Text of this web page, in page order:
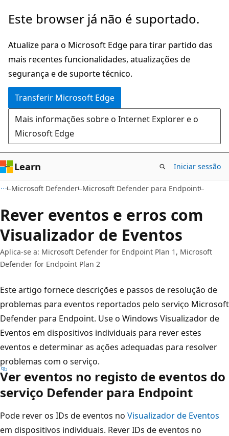
Saltar
o
conteúdo
principal
Este browser já não é suportado.
Atualize para o Microsoft Edge para tirar partido das
mais recentes funcionalidades, atualizações de
segurança e de suporte técnico.
Transferir Microsoft Edge
Mais informações sobre o Internet Explorer e o
Microsoft Edge
Learn Iniciar sessão
Microsoft Defender Microsoft Defender para Endpoint
Rever eventos e erros com
Visualizador de Eventos
Aplica-se a: Microsoft Defender for Endpoint Plan 1, Microsoft
Defender for Endpoint Plan 2
Este artigo fornece descrições e passos de resolução de
problemas para eventos reportados pelo serviço Microsoft
Defender para Endpoint. Use o Windows Visualizador de
Eventos em dispositivos individuais para rever estes
eventos e determinar as ações adequadas para resolver
problemas com o serviço.
Ver eventos no registo de eventos do
serviço Defender para Endpoint
Pode rever os IDs de eventos no Visualizador de Eventos
em dispositivos individuais. Rever IDs de eventos no